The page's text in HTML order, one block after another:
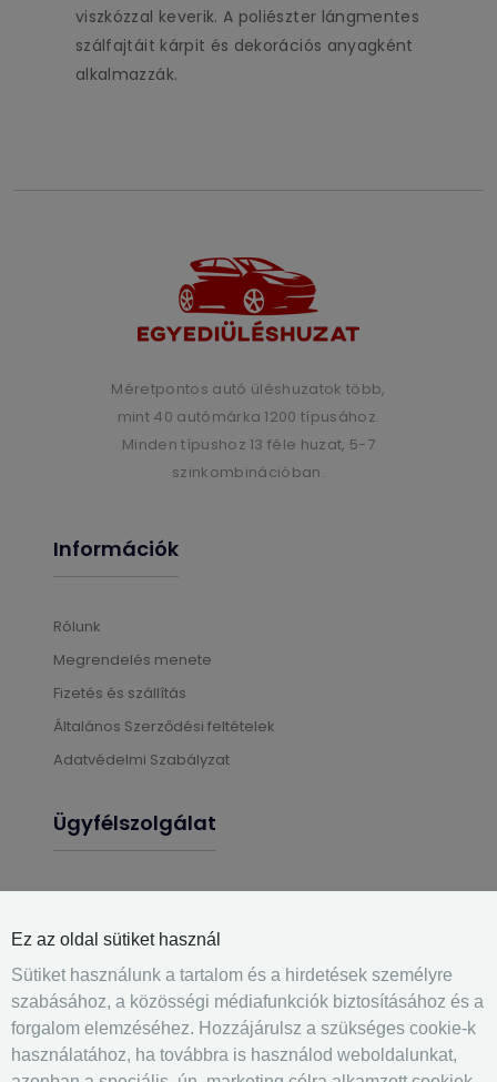
viszkózzal keverik. A poliészter lángmentes
szálfajtáit kárpit és dekorációs anyagként
alkalmazzák.
Méretpontos autó üléshuzatok több,
mint 40 autómárka 1200 típusához.
Minden típushoz 13 féle huzat, 5-7
szinkombinációban.
Információk
Rólunk
Megrendelés menete
Fizetés és szállítás
Általános Szerződési feltételek
Adatvédelmi Szabályzat
Ügyfélszolgálat
Üléshuzat felrakás
Gyakran ismételt kérdések
Elérhetőségek
Kapcsolatfelvétel
Ez az oldal sütiket használ
Sütiket használunk a tartalom és a hirdetések személyre
szabásához, a közösségi médiafunkciók biztosításához és a
forgalom elemzéséhez. Hozzájárulsz a szükséges cookie-k
használatához, ha továbbra is használod weboldalunkat,